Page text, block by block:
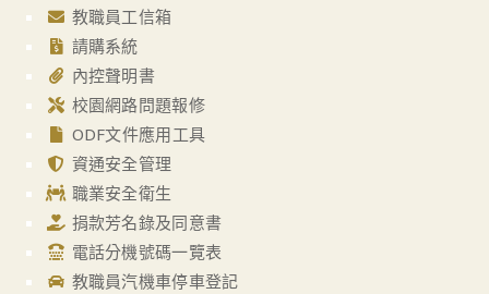
教職員工信箱
請購系統
內控聲明書
校園網路問題報修
ODF文件應用工具
資通安全管理
職業安全衛生
捐款芳名錄及同意書
電話分機號碼一覽表
教職員汽機車停車登記